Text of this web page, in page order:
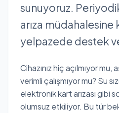
sunuyoruz.
arıza müdahalesine
yelpazede destek
Cihazınız hiç açılmıyor mu,
verimli çalışmıyor mu? Su
elektronik kart arızası gibi
olumsuz etkiliyor. Bu tür